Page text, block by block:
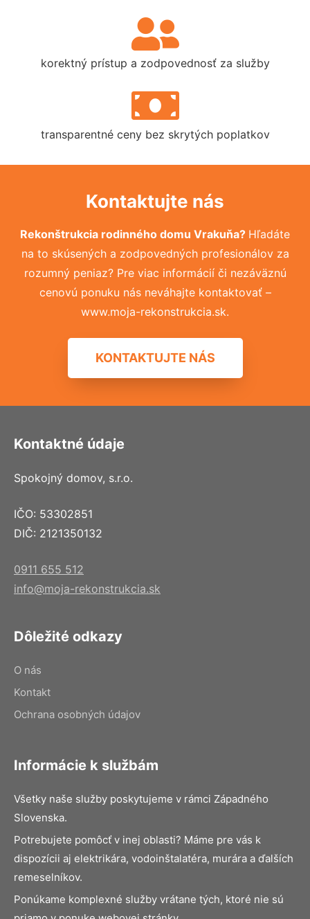
korektný prístup a zodpovednosť za služby
transparentné ceny bez skrytých poplatkov
Kontaktujte nás
Rekonštrukcia rodinného domu Vrakuňa? Hľadáte
na to skúsených a zodpovedných profesionálov za
rozumný peniaz? Pre viac informácií či nezáväznú
cenovú ponuku nás neváhajte kontaktovať –
www.moja-rekonstrukcia.sk.
KONTAKTUJTE NÁS
Kontaktné údaje
Spokojný domov, s.r.o.
IČO: 53302851
DIČ: 2121350132
0911 655 512
info@moja-rekonstrukcia.sk
Dôležité odkazy
O nás
Kontakt
Ochrana osobných údajov
Informácie k službám
Všetky naše služby poskytujeme v rámci Západného
Slovenska.
Potrebujete pomôcť v inej oblasti? Máme pre vás k
dispozícii aj elektrikára, vodoinštalatéra, murára a ďalších
remeselníkov.
Ponúkame komplexné služby vrátane tých, ktoré nie sú